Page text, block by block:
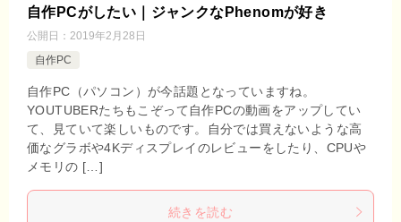
自作PCがしたい｜ジャンクなPhenomが好き
公開日： 2019年2月28日
自作PC
自作PC（パソコン）が今話題となっていますね。
YOUTUBERたちもこぞって自作PCの動画をアップしてい
て、見ていて楽しいものです。自分では買えないような高
価なグラボや4Kディスプレイのレビューをしたり、CPUや
メモリの […]
続きを読む